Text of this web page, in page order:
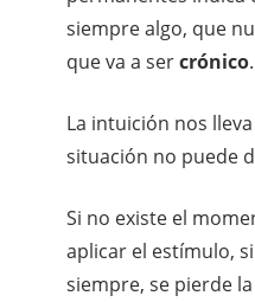
siempre algo, que
que va a sercrónico.
La intuición nos
situación no puede
Si no existe el
aplicar el estímulo,
siempre, se pierde